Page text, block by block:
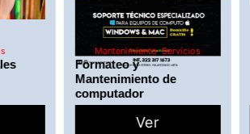
Mantenimiento,Servicios
Formateo y
Mantenimiento de
computador
Ver